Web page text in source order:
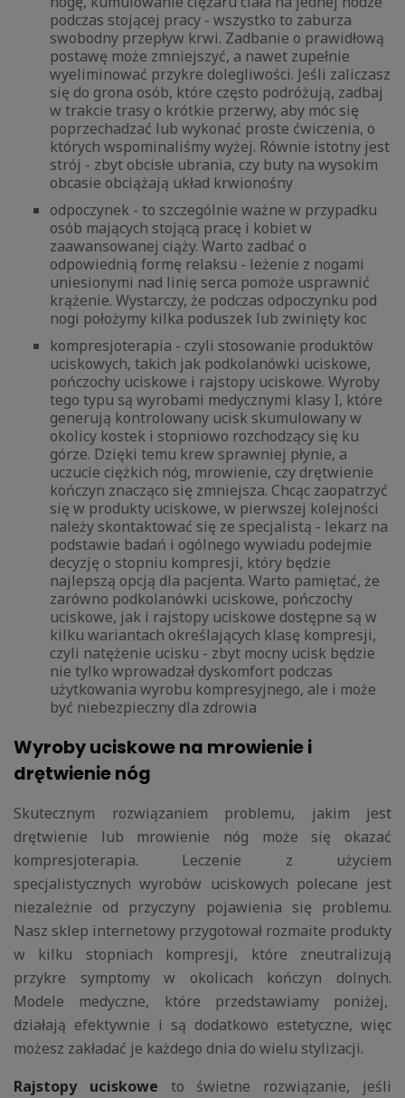
podczas stojącej pracy - wszystko to zaburza
swobodny przepływ krwi. Zadbanie o prawidłową
postawę może zmniejszyć, a nawet zupełnie
wyeliminować przykre dolegliwości. Jeśli zaliczasz
się do grona osób, które często podróżują, zadbaj
w trakcie trasy o krótkie przerwy, aby móc się
poprzechadzać lub wykonać proste ćwiczenia, o
których wspominaliśmy wyżej. Równie istotny jest
strój - zbyt obcisłe ubrania, czy buty na wysokim
obcasie obciążają układ krwionośny
odpoczynek - to szczególnie ważne w przypadku
osób mających stojącą pracę i kobiet w
zaawansowanej ciąży. Warto zadbać o
odpowiednią formę relaksu - leżenie z nogami
uniesionymi nad linię serca pomoże usprawnić
krążenie. Wystarczy, że podczas odpoczynku pod
nogi położymy kilka poduszek lub zwinięty koc
kompresjoterapia - czyli stosowanie produktów
uciskowych, takich jak podkolanówki uciskowe,
pończochy uciskowe i rajstopy uciskowe. Wyroby
tego typu są wyrobami medycznymi klasy I, które
generują kontrolowany ucisk skumulowany w
okolicy kostek i stopniowo rozchodzący się ku
górze. Dzięki temu krew sprawniej płynie, a
uczucie ciężkich nóg, mrowienie, czy drętwienie
kończyn znacząco się zmniejsza. Chcąc zaopatrzyć
się w produkty uciskowe, w pierwszej kolejności
należy skontaktować się ze specjalistą - lekarz na
podstawie badań i ogólnego wywiadu podejmie
decyzję o stopniu kompresji, który będzie
najlepszą opcją dla pacjenta. Warto pamiętać, że
zarówno podkolanówki uciskowe, pończochy
uciskowe, jak i rajstopy uciskowe dostępne są w
kilku wariantach określających klasę kompresji,
czyli natężenie ucisku - zbyt mocny ucisk będzie
nie tylko wprowadzał dyskomfort podczas
użytkowania wyrobu kompresyjnego, ale i może
być niebezpieczny dla zdrowia
Wyroby uciskowe na mrowienie i
drętwienie nóg
Skutecznym rozwiązaniem problemu, jakim jest
drętwienie lub mrowienie nóg może się okazać
kompresjoterapia. Leczenie z użyciem
specjalistycznych wyrobów uciskowych polecane jest
niezależnie od przyczyny pojawienia się problemu.
Nasz sklep internetowy przygotował rozmaite produkty
w kilku stopniach kompresji, które zneutralizują
przykre symptomy w okolicach kończyn dolnych.
Modele medyczne, które przedstawiamy poniżej,
działają efektywnie i są dodatkowo estetyczne, więc
możesz zakładać je każdego dnia do wielu stylizacji.
Rajstopy uciskowe to świetne rozwiązanie, jeśli